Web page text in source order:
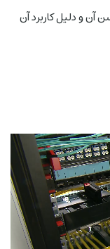
آن و دلیل کاربرد آن